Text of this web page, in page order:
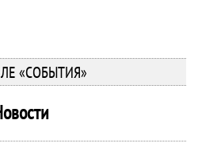
«СОБЫТИЯ»